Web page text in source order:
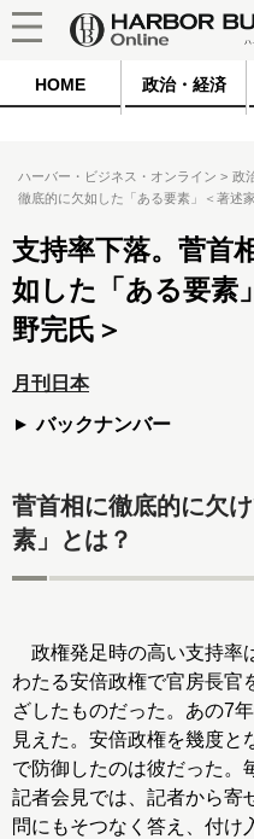
HOME 政治・経済
ハーバー・ビジネス・オンライン 政
徹底的に欠如した「ある要素」＜著述
支持率下落。菅首
如した「ある要素
野完氏＞
月刊日本
バックナンバー
菅首相に徹底的に欠
素」とは？
政権発足時の高い支持率
わたる安倍政権で官房長官
ざしたものだった。あの7
見えた。安倍政権を幾度と
で防御したのは彼だった。
記者会見では、記者から寄
問にもそつなく答え、付け